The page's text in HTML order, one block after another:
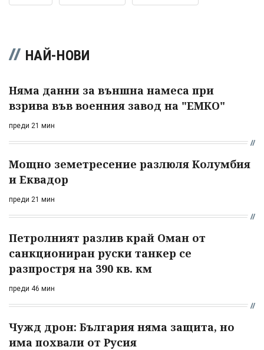
НАЙ-НОВИ
Няма данни за външна намеса при
взрива във военния завод на "ЕМКО"
преди 21 мин
Мощно земетресение разлюля Колумбия
и Еквадор
преди 21 мин
Петролният разлив край Оман от
санкциониран руски танкер се
разпростря на 390 кв. км
преди 46 мин
Чужд дрон: България няма защита, но
има похвали от Русия